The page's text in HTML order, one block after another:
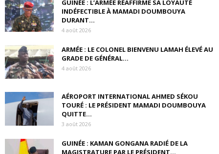
GUINÉE : L’ARMÉE RÉAFFIRME SA LOYAUTÉ
INDÉFECTIBLE À MAMADI DOUMBOUYA
DURANT...
4 août 2026
ARMÉE : LE COLONEL BIENVENU LAMAH ÉLEVÉ AU
GRADE DE GÉNÉRAL...
4 août 2026
AÉROPORT INTERNATIONAL AHMED SÉKOU
TOURÉ : LE PRÉSIDENT MAMADI DOUMBOUYA
QUITTE...
3 août 2026
GUINÉE : KAMAN GONGANA RADIÉ DE LA
MAGISTRATURE PAR LE PRÉSIDENT...